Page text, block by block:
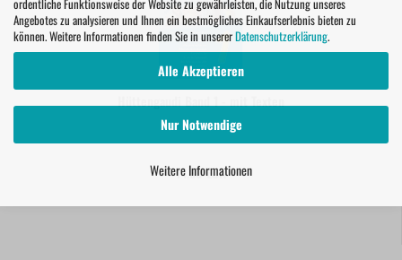
ordentliche Funktionsweise der Website zu gewährleisten, die Nutzung unseres
Angebotes zu analysieren und Ihnen ein bestmögliches Einkaufserlebnis bieten zu
können. Weitere Informationen finden Sie in unsererDatenschutzerklärung.
Alle Akzeptieren
Nur Notwendige
Weitere Informationen
14,80 EUR